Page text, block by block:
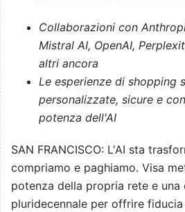
Collaborazioni con
Mistral AI, OpenAI,
altri ancora
Le esperienze di shopping
personalizzate, sicure e
potenza dell'AI
SAN FRANCISCO: L'AI sta
compriamo e paghiamo. Visa
potenza della propria rete e una
pluridecennale per offrire